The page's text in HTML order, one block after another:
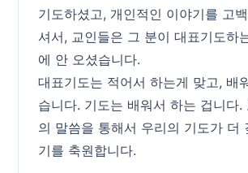
기도하셨고, 개인적인 이야기를 고
셔서, 교인들은 그 분이 대표기도하
에 안 오셨습니다.
대표기도는 적어서 하는게 맞고, 배
습니다. 기도는 배워서 하는 겁니다.
의 말씀을 통해서 우리의 기도가 더
기를 축원합니다.